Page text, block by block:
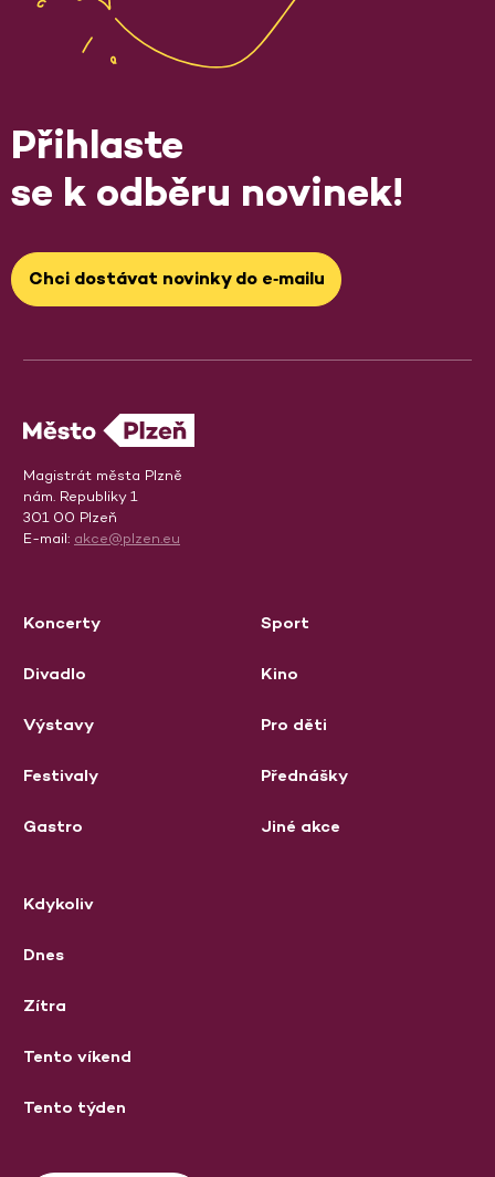
Přihlaste
se k odběru novinek!
Chci dostávat novinky do e‑mailu
Magistrát města Plzně
nám. Republiky 1
301 00 Plzeň
E-mail: akce@plzen.eu
Koncerty
Divadlo
Výstavy
Festivaly
Gastro
Sport
Kino
Pro děti
Přednášky
Jiné akce
Kdykoliv
Dnes
Zítra
Tento víkend
Tento týden